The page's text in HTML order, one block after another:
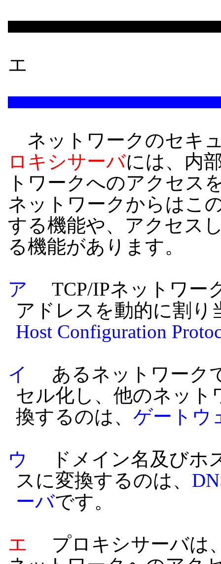
エ
ネットワークのセキ
ロキシサーバには、内
トワークへのアクセス
ネットワークからはこ
する機能や、アクセス
る機能があります。
ア TCP/IPネットワー
アドレスを動的に割り
Host Configuration
イ
あるネットワーク
セル化し、他のネット
換するのは、 ゲートウ
ウ
ドメイン名及びホ
スに変換するのは、
ーバです。
エ プロキシサーバは